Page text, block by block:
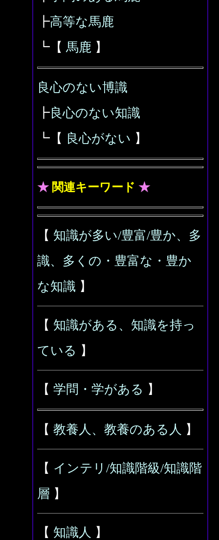
┣高等な馬鹿
┗【 馬鹿 】
良心のない博識
┣良心のない知識
┗【 良心がない 】
★ 関連キーワード ★
【 知識が多い/豊富/豊か、多
識、多くの・豊富な・豊か
な知識 】
【 知識がある、知識を持っ
ている 】
【 学問・学がある 】
【 教養人、教養のある人 】
【 インテリ/知識階級/知識階
層 】
【 知識人 】